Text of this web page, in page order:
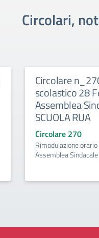
Circolari,
Circolare
scolastico 28
Assemblea
SCUOLA RUA
Circolare 270
Rimodulazione
Assemblea